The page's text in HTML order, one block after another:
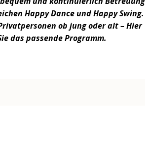
Happy Dance und Happy Swing.
ob jung oder alt – Hier
das passende Programm.